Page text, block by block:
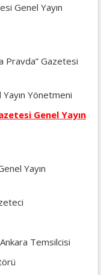
Genel Yayın
Pravda” Gazetesi
Yayın Yönetmeni
Genel Yayın
Yayın
Temsilcisi